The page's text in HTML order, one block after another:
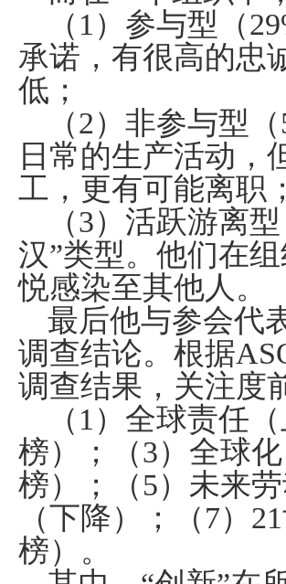
（ 1 ）参与型（
承诺，有很高的忠
低；
（2）非参与型（
日常的生产活动，
工，更有可能离职；
（3）活跃游离
汉”类型。他们在
悦感染至其他人。
最后他与参会代
调查结论。根据
调查结果，关注度
（ 1 ）全球责任
榜）；（3）全球
榜）；（5）未来
（下降）；（7） 21
榜）。